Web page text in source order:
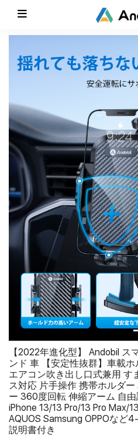
【2022年進化型】 Andobil ス
ンド 車 【安定性抜群】車載
エアコン吹き出し口式兼用 す
ス対応 片手操作 携帯ホルダ
ー 360度回転 伸縮アーム 自
iPhone 13/13 Pro/13 Pro Max/
AQUOS Samsung OPPOなど
説明書付き